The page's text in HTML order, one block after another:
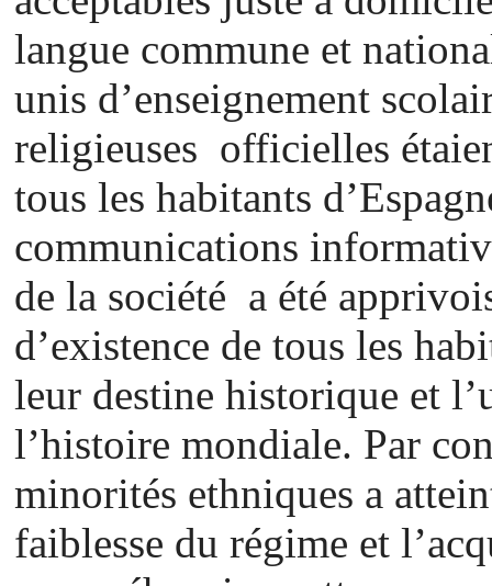
langue commune et
unis d’enseignement
religieuses officielles
tous les habitants
communications
de la société a été
d’existence de tous les
leur destine historique et
l’histoire mondiale. Par
minorités ethniques a
faiblesse du régime et